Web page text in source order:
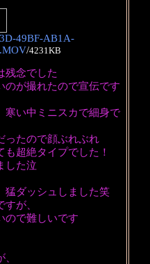
49BF-AB1A-
/4231KB
残念でした
のが撮れたので宣伝です
寒い中ミニスカで細身で
ったので顔ぶれぶれ
超絶タイプでした！
した泣
猛ダッシュしました笑
が、
ので難しいです